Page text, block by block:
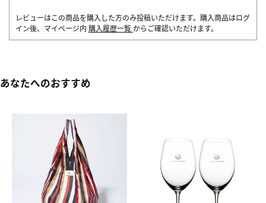
レビューはこの商品を購入した方のみ投稿いただけます。購入商品はログ
イン後、マイページ内 購入履歴一覧 からご確認いただけます。
あなたへのおすすめ